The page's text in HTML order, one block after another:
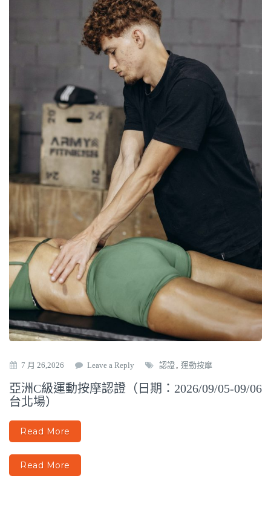
7 月 26,2026 Leave a Reply 認證 運動按摩
亞洲C級運動按摩認證（日期：2026/09/05-09/06
台北場）
Read More
Read More